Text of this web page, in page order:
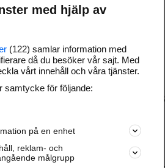
företaget på
och
nära dig.
här
med hjälp av
(122) samlar information med
då du besöker vår sajt. Med
vårt innehåll och våra tjänster.
samtycke för följande:
på en enhet
reklam- och
målgrupp